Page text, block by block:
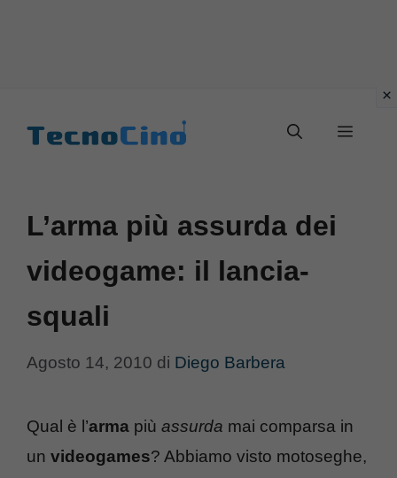
Menu
L’arma più assurda dei
videogame: il lancia-
squali
Agosto 14, 2010 di Diego Barbera
Qual è l’arma più assurda mai comparsa in
un videogames? Abbiamo visto motoseghe,